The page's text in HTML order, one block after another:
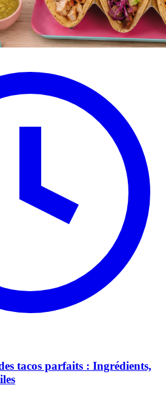
tacos parfaits : Ingrédients,